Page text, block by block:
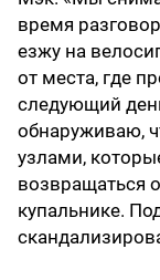
время
езжу на
от места, где
следующий
обнаруживаю,
узлами,
возвращаться
купальнике.